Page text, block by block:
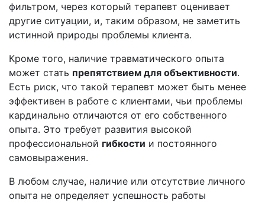
фильтром, через который терапевт оценивает
другие ситуации, и, таким образом, не заметить
истинной природы проблемы клиента.
Кроме того, наличие травматического опыта
может стать препятствием для объективности.
Есть риск, что такой терапевт может быть менее
эффективен в работе с клиентами, чьи проблемы
кардинально отличаются от его собственного
опыта. Это требует развития высокой
профессиональной гибкости и постоянного
самовыражения.
В любом случае, наличие или отсутствие личного
опыта не определяет успешность работы